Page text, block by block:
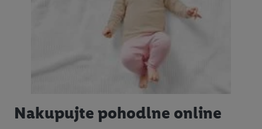
Nakupujte pohodlne online